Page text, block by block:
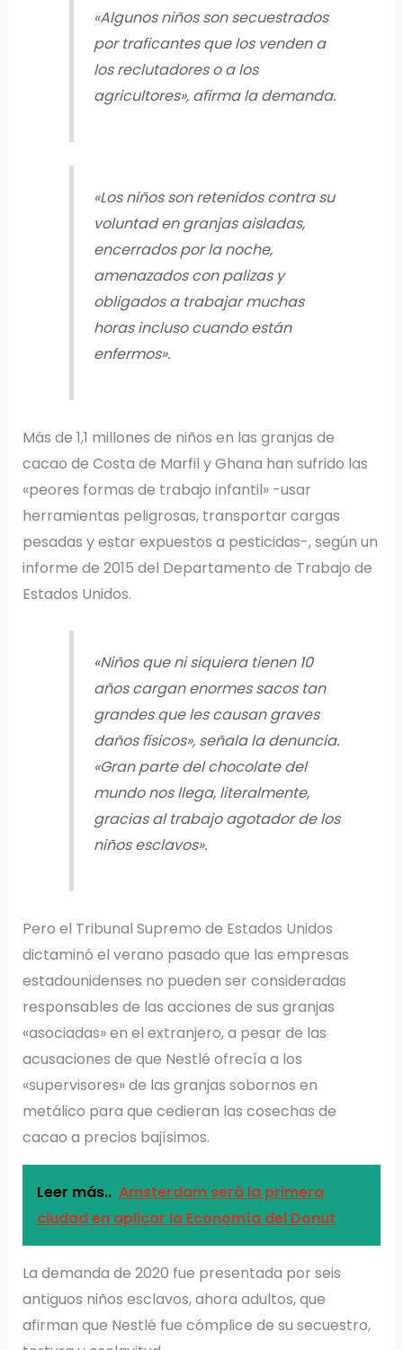
«Algunos niños son secuestrados
por traficantes que los venden a
los reclutadores o a los
agricultores», afirma la demanda.
«Los niños son retenidos contra su
voluntad en granjas aisladas,
encerrados por la noche,
amenazados con palizas y
obligados a trabajar muchas
horas incluso cuando están
enfermos».
Más de 1,1 millones de niños en las granjas de
cacao de Costa de Marfil y Ghana han sufrido las
«peores formas de trabajo infantil» -usar
herramientas peligrosas, transportar cargas
pesadas y estar expuestos a pesticidas-, según un
informe de 2015 del Departamento de Trabajo de
Estados Unidos.
«Niños que ni siquiera tienen 10
años cargan enormes sacos tan
grandes que les causan graves
daños físicos», señala la denuncia.
«Gran parte del chocolate del
mundo nos llega, literalmente,
gracias al trabajo agotador de los
niños esclavos».
Pero el Tribunal Supremo de Estados Unidos
dictaminó el verano pasado que las empresas
estadounidenses no pueden ser consideradas
responsables de las acciones de sus granjas
«asociadas» en el extranjero, a pesar de las
acusaciones de que Nestlé ofrecía a los
«supervisores» de las granjas sobornos en
metálico para que cedieran las cosechas de
cacao a precios bajísimos.
Leer más.. Amsterdam será la primera
ciudad en aplicar la Economía del Donut
La demanda de 2020 fue presentada por seis
antiguos niños esclavos, ahora adultos, que
afirman que Nestlé fue cómplice de su secuestro,